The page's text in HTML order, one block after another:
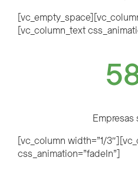
[vc_column_text
Empresas
[vc_column width=”1/
css_animation=”fadeIn”]